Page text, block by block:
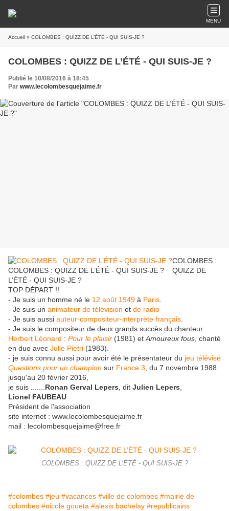
MENU
Accueil » COLOMBES : QUIZZ DE L’ÉTÉ - QUI SUIS-JE ?
COLOMBES : QUIZZ DE L’ÉTÉ - QUI SUIS-JE ?
Publié le 10/08/2016 à 18:45
Par www.lecolombesquejaime.fr
COLOMBES : QUIZZ DE L’ÉTÉ - QUI SUIS-JE ?
COLOMBES :
QUIZZ DE
L’ÉTÉ - QUI SUIS-JE ?
TOP DÉPART !!
- Je suis un homme né le 12 août 1949 à Paris
- Je suis un animateur de télévision et de radio
- Je suis aussi auteur-compositeur-interprète français
- Je suis le compositeur de deux grands succès du chanteur
Herbert Léonard : Pour le plaisir (1981) et Amoureux fous , chanté
en duo avec Julie Pietri (1983).
- je suis connu aussi pour avoir été le présentateur du jeu télévisé
Questions pour un champion sur France 3 , du 7 novembre 1988
jusqu'au 20 février 2016,
je suis ....... Ronan Gerval Lepers , dit Julien Lepers
Lionel FAUBEAU
Président de l'association
site internet : www.lecolombesquejaime.fr
mail : lecolombesquejaime@free.fr
COLOMBES : QUIZZ DE L’ÉTÉ - QUI SUIS-JE ?
#colombes #jeu #vacances #ville de colombes #mairie de
colombes #nicole goueta #alexis bachelay #republicains